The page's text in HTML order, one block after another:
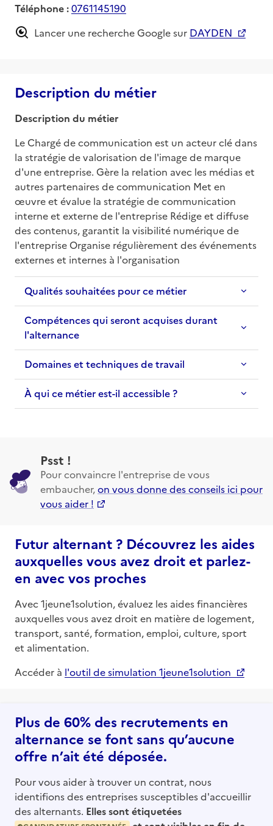
Téléphone :0761145190
Lancer une recherche Google sur DAYDEN
Description du métier
Description du métier
Le Chargé de communication est un acteur clé dans
la stratégie de valorisation de l'image de marque
d'une entreprise. Gère la relation avec les médias et
autres partenaires de communication Met en
œuvre et évalue la stratégie de communication
interne et externe de l'entreprise Rédige et diffuse
des contenus, garantit la visibilité numérique de
l'entreprise Organise régulièrement des événements
externes et internes à l'organisation
Qualités souhaitées pour ce métier
Compétences qui seront acquises durant
l'alternance
Domaines et techniques de travail
À qui ce métier est-il accessible ?
Psst !
Pour convaincre l'entreprise de vous
embaucher,on vous donne des conseils ici pour
vous aider !
Futur alternant ? Découvrez les aides
auxquelles vous avez droit et parlez-
en avec vos proches
Avec 1jeune1solution, évaluez les aides financières
auxquelles vous avez droit en matière de logement,
transport, santé, formation, emploi, culture, sport
et alimentation.
Accéder à l'outil de simulation 1jeune1solution
Plus de 60% des recrutements en
alternance se font sans qu’aucune
offre n’ait été déposée.
Pour vous aider à trouver un contrat, nous
identifions des entreprises susceptibles d'accueillir
des alternants. Elles sont étiquetées